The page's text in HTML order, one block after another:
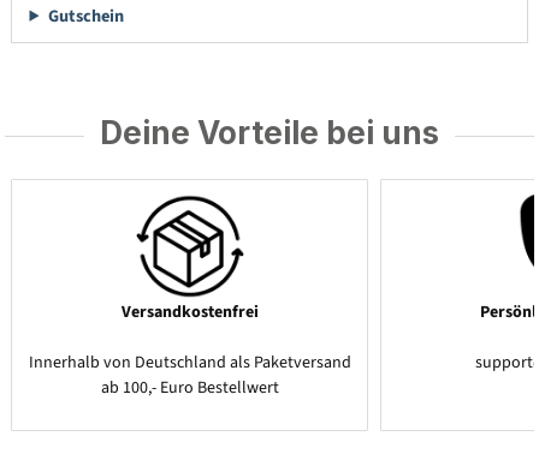
Gutschein
Deine Vorteile bei uns
Versandkostenfrei
Innerhalb von Deutschland als Paketversand
ab 100,- Euro Bestellwert